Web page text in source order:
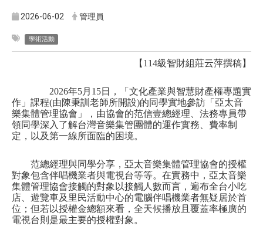
2026-06-02 管理員
學術活動
【114級智財組莊云萍撰稿】
2026年5月15日，「文化產業與智慧財產權專題實
作」課程(由陳秉訓老師所開設)的同學實地參訪「亞太音
樂集體管理協會」，由協會的范信壹總經理、法務專員帶
領同學深入了解台灣音樂集管團體的運作實務、費率制
定，以及第一線所面臨的困境。
范總經理與同學分享，亞太音樂集體管理協會的授權
對象包含伴唱機業者與電視台等等。在實務中，亞太音樂
集體管理協會接觸的對象以接觸人數而言，遍布全台小吃
店、遊覽車及里民活動中心的電腦伴唱機業者無疑居於首
位；但若以授權金總額來看，全天候播放且覆蓋率極廣的
電視台則是最主要的授權對象。